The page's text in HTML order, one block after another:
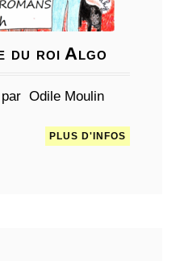
du roi Algo
par Odile Moulin
PLUS D'INFOS